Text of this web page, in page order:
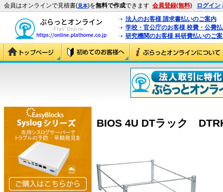
会員はオンラインで見積書(見本)を無料で作成できます 会員登録(無料) ログイン
法人のお客様 請求書払いのご案内
学校・官公庁のお客様 校費・公費
研究機関のお客様 科研費払いのご
BIOS 4U DTラック